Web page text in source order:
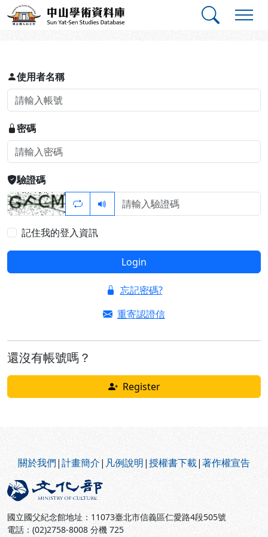
跳到主要內容
中山學術資料庫
登入
使用者名稱
密碼
驗證碼
記住我的登入資訊
Login
忘記密碼?
重寄認證信
還沒有帳號嗎？
Register
關於我們|計畫簡介| 凡例說明|授權書下載|著作權宣告
國立國父紀念館地址：11073臺北市信義區仁愛路4段505號
電話：(02)2758-8008 分機 725